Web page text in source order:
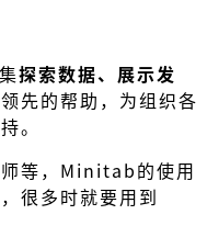
探索数据、展示发
先的帮助，为组织各
。
等，Minitab的使用
很多时就要用到